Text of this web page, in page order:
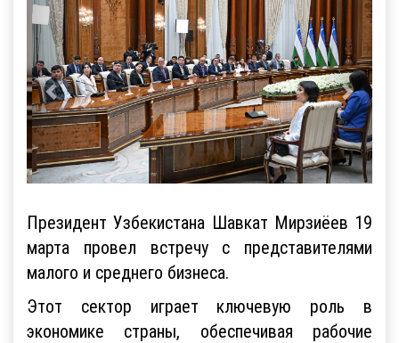
Президент Узбекистана Шавкат Мирзиёев 19
марта провел встречу с представителями
малого и среднего бизнеса.
Этот сектор играет ключевую роль в
экономике страны, обеспечивая рабочие